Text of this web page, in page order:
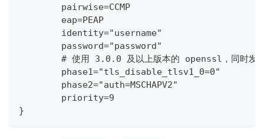
        pairwise=CCMP
        eap=PEAP
        identity="username"
        password="password"
# 使用 3.0.0 及以上版本的 openssl，同时发
        phase1="tls_disable_tlsv1_0=0"
        phase2="auth=MSCHAPV2"
        priority=9
}